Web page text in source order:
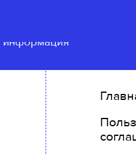
информация